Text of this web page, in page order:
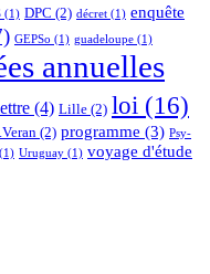
(1) DPC (2) décret (1) enquête
GEPSo (1) guadeloupe (1)
annuelles
(4) Lille (2) loi (16)
(2) programme (3) Psy-
(1) Uruguay (1) voyage d'étude